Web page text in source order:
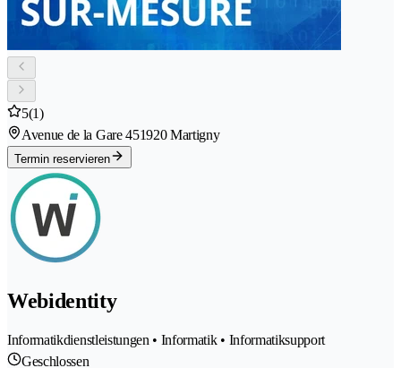
5(1)
Avenue de la Gare 451920 Martigny
Termin reservieren
Webidentity
Informatikdienstleistungen • Informatik • Informatiksupport
Geschlossen